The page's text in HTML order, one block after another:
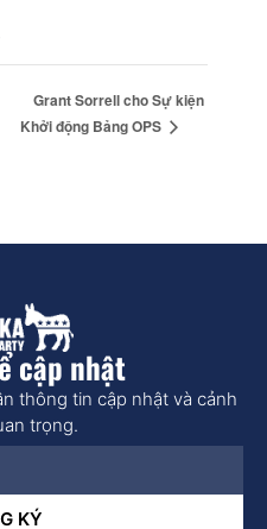
Grant Sorrell cho Sự kiện
Khởi động Bảng OPS
cập nhật
thông tin cập nhật và cảnh
trọng.
KÝ